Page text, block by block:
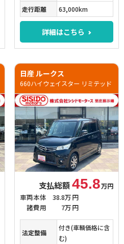
走行距離
63,000km
詳細はこちら
日産 ルークス
660ハイウェイスター リミテッド
支払総額45.8万円
車両本体
38.8万円
諸費用
7万円
法定整備
付き(車輌価格に含
む)